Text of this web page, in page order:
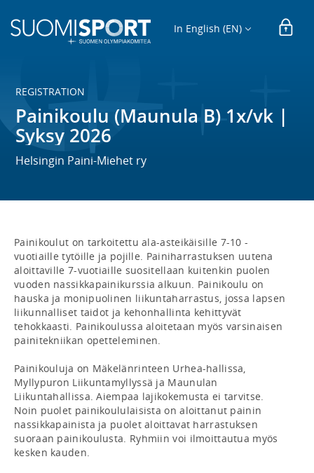
In English (EN)
REGISTRATION
Painikoulu (Maunula B) 1x/vk |
Syksy 2026
Helsingin Paini-Miehet ry
Painikoulut on tarkoitettu ala-asteikäisille 7-10 -
vuotiaille tytöille ja pojille. Painiharrastuksen uutena
aloittaville 7-vuotiaille suositellaan kuitenkin puolen
vuoden nassikkapainikurssia alkuun. Painikoulu on
hauska ja monipuolinen liikuntaharrastus, jossa lapsen
liikunnalliset taidot ja kehonhallinta kehittyvät
tehokkaasti. Painikoulussa aloitetaan myös varsinaisen
painitekniikan opetteleminen.
Painikouluja on Mäkelänrinteen Urhea-hallissa,
Myllypuron Liikuntamyllyssä ja Maunulan
Liikuntahallissa. Aiempaa lajikokemusta ei tarvitse.
Noin puolet painikoululaisista on aloittanut painin
nassikkapainista ja puolet aloittavat harrastuksen
suoraan painikoulusta. Ryhmiin voi ilmoittautua myös
kesken kauden.